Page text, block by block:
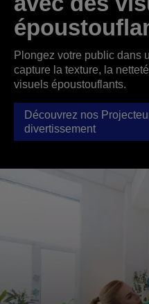
Plongez votre public dans
capture la texture, la
visuels époustouflants.
Découvrez nos
divertissement